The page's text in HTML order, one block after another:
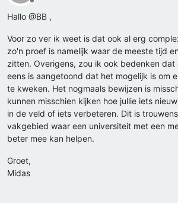
Offline
Hallo @BB ,
Voor zo ver ik weet is dat ook al erg
zo'n proef is namelijk waar de meeste tijd
zitten. Overigens, zou ik ook bedenken dat
eens is aangetoond dat het mogelijk is om
te kweken. Het nogmaals bewijzen is
kunnen misschien kijken hoe jullie iets
in de veld of iets verbeteren. Dit is
vakgebied waar een universiteit met een
beter mee kan helpen.
Groet,
Midas